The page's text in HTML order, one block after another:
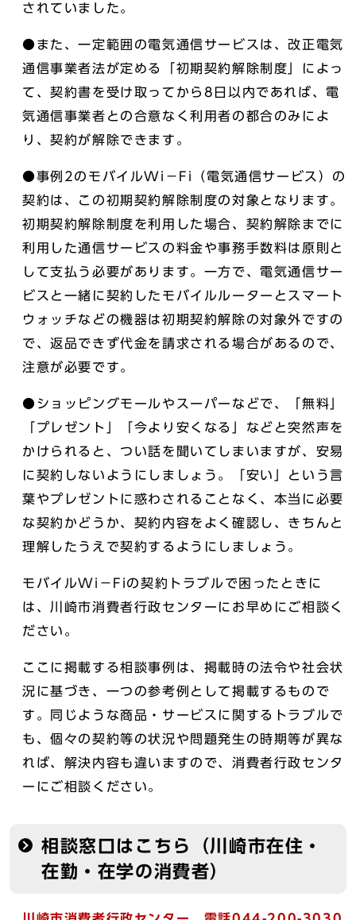
されていました。
●また、一定範囲の電気通信サービスは、改正電気
通信事業者法が定める「初期契約解除制度」によっ
て、契約書を受け取ってから8日以内であれば、電
気通信事業者との合意なく利用者の都合のみによ
り、契約が解除できます。
●事例2のモバイルWi－Fi（電気通信サービス）の
契約は、この初期契約解除制度の対象となります。
初期契約解除制度を利用した場合、契約解除までに
利用した通信サービスの料金や事務手数料は原則と
して支払う必要があります。一方で、電気通信サー
ビスと一緒に契約したモバイルルーターとスマート
ウォッチなどの機器は初期契約解除の対象外ですの
で、返品できず代金を請求される場合があるので、
注意が必要です。
●ショッピングモールやスーパーなどで、「無料」
「プレゼント」「今より安くなる」などと突然声を
かけられると、つい話を聞いてしまいますが、安易
に契約しないようにしましょう。「安い」という言
葉やプレゼントに惑わされることなく、本当に必要
な契約かどうか、契約内容をよく確認し、きちんと
理解したうえで契約するようにしましょう。
モバイルWi－Fiの契約トラブルで困ったときに
は、川崎市消費者行政センターにお早めにご相談く
ださい。
ここに掲載する相談事例は、掲載時の法令や社会状
況に基づき、一つの参考例として掲載するもので
す。同じような商品・サービスに関するトラブルで
も、個々の契約等の状況や問題発生の時期等が異な
れば、解決内容も違いますので、消費者行政センタ
ーにご相談ください。
相談窓口はこちら（川崎市在住・
在勤・在学の消費者）